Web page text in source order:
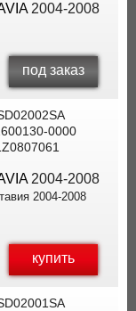
2004-2008
под заказ
0000
2004-2008
2004-2008
купить